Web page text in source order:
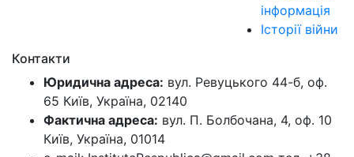
інформація
Історії війни
Контакти
Юридична адреса: вул. Ревуцького 44-б, оф.
65 Київ, Україна, 02140
Фактична адреса: вул. П. Болбочана, 4, оф. 10
Київ, Україна, 01014